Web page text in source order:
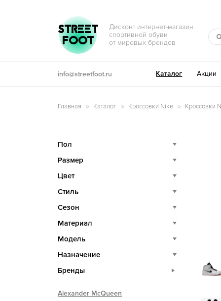
Перейти к навигации
Перейти к содержимому
STREET
FOOT
Дисконт интернет-магазин
спортивной обуви
от мировых брендов
info@streetfoot.ru Каталог Акции
Главная Каталог Кроссовки Nike Кроссовки
Пол
Размер
Цвет
Стиль
Сезон
Материал
Модель
Назначение
Бренды
Alexander McQueen